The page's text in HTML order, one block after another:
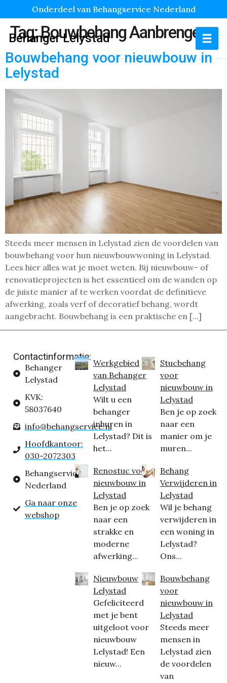
Onderdeel van Behangservice Nederland
Behanger Lelystad
Tag:Bouwbehang Aanbrengen
Bouwbehang voor nieuwbouw in
Lelystad
Steeds meer mensen in Lelystad zien de voordelen van
bouwbehang voor hun nieuwbouwwoning in Lelystad.
Lees hier alles wat je moet weten. Bij nieuwbouw- of
renovatieprojecten is het essentieel om de wanden op
de juiste manier af te werken voordat de definitieve
afwerking, zoals verf of decoratief behang, wordt
aangebracht. Bouwbehang is een praktische en […]
Contactinformatie:
Behanger
Lelystad
KVK:
58037640
info@behangservice.nl
Hoofdkantoor:
030-2072303
Behangservice
Nederland
Ga naar onze
webshop
Werkgebied
van Behanger
Lelystad
Wilt u een
behanger
inhuren in
Lelystad? Dit is
het...
Renostuc voor
nieuwbouw in
Lelystad
Ben je op zoek
naar een
strakke en
moderne
afwerking...
Nieuwbouw
Lelystad
Gefeliciteerd
met je bent
uitgeloot voor
nieuwbouw
Lelystad! Een
nieuw...
Stucbehang
voor
nieuwbouw in
Lelystad
Ben je op zoek
naar een
manier om je
muren...
Behang
Verwijderen in
Lelystad
Wil je behang
verwijderen in
een woning in
Lelystad?
Ons...
Bouwbehang
voor
nieuwbouw in
Lelystad
Steeds meer
mensen in
Lelystad zien
de voordelen
van